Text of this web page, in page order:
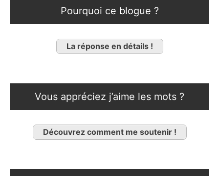
Pourquoi ce blogue ?
La réponse en détails !
Vous appréciez j’aime les mots ?
Découvrez comment me soutenir !